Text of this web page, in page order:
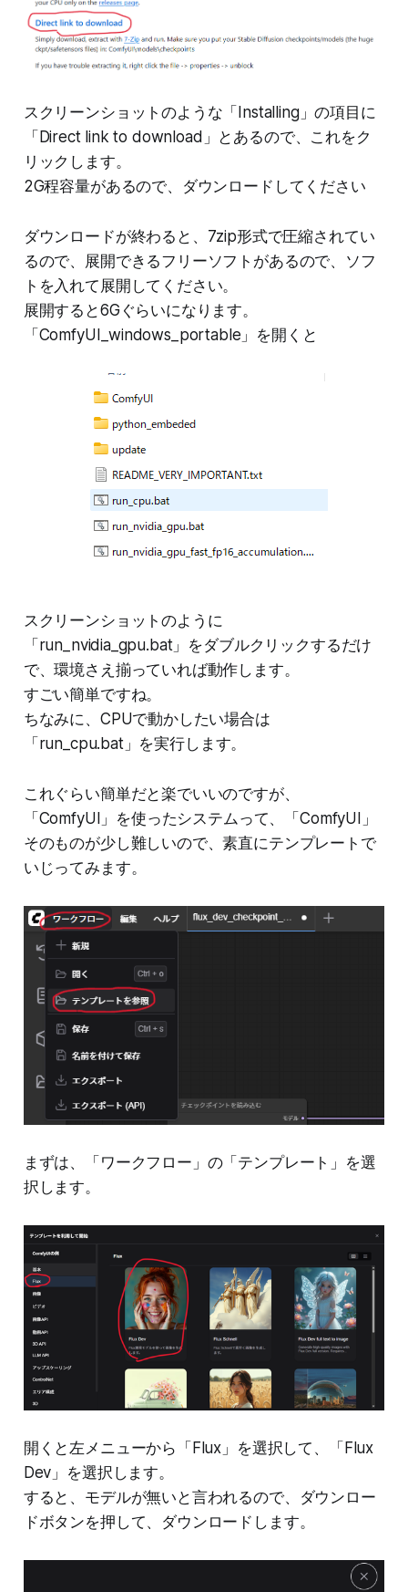
スクリーンショットのような「Installing」の項目に
「Direct link to download」とあるので、これをク
リックします。
2G程容量があるので、ダウンロードしてください
ダウンロードが終わると、7zip形式で圧縮されてい
るので、展開できるフリーソフトがあるので、ソフ
トを入れて展開してください。
展開すると6Gぐらいになります。
「ComfyUI_windows_portable」を開くと
スクリーンショットのように
「run_nvidia_gpu.bat」をダブルクリックするだけ
で、環境さえ揃っていれば動作します。
すごい簡単ですね。
ちなみに、CPUで動かしたい場合は
「run_cpu.bat」を実行します。
これぐらい簡単だと楽でいいのですが、
「ComfyUI」を使ったシステムって、「ComfyUI」
そのものが少し難しいので、素直にテンプレートで
いじってみます。
まずは、「ワークフロー」の「テンプレート」を選
択します。
開くと左メニューから「Flux」を選択して、「Flux
Dev」を選択します。
すると、モデルが無いと言われるので、ダウンロー
ドボタンを押して、ダウンロードします。